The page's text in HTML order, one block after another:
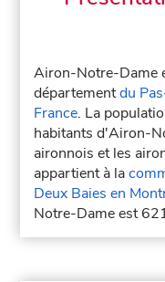
Airon-Notre-Dame
départementdu
France. La
habitants d'Airon-
aironnois et les
appartient à la
Deux Baies en
Notre-Dame est